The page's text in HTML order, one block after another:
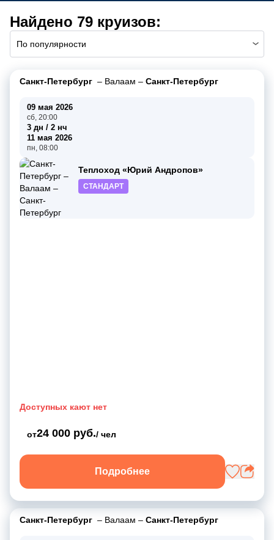
Найдено 79 круизов:
По популярности
Санкт-Петербург – Валаам – Санкт-Петербург
09 мая 2026
сб, 20:00
3 дн / 2 нч
11 мая 2026
пн, 08:00
Теплоход «Юрий Андропов»
СТАНДАРТ
Доступных кают нет
от24 000 руб./ чел
Подробнее
Санкт-Петербург – Валаам – Санкт-Петербург